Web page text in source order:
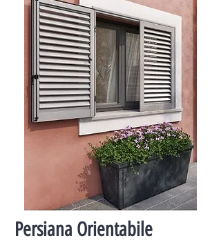
Persiana Orientabile